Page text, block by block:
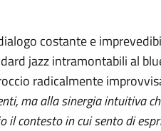
costante e
jazz intramontabili al
radicalmente
ma alla sinergia intuitiva
il contesto in cui sento di